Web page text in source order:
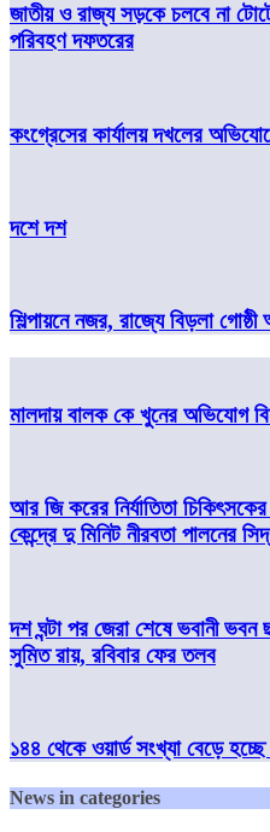
জাতীয় ও রাজ্য সড়কে চলবে না
পরিবহণ দফতরের
কংগ্রেসের কার্যালয় দখলের
দশে দশ
শিল্পায়নে নজর, রাজ্যে বিড়লা
মালদায় বালক কে খুনের অভিযোগ
আর জি করের নির্যাতিতা
কেন্দ্রে দু মিনিট নীরবতা পালনের
দশ ঘন্টা পর জেরা শেষে ভবানী
সুমিত রায়, রবিবার ফের তলব
১৪৪ থেকে ওয়ার্ড সংখ্যা বেড়ে
News in categories